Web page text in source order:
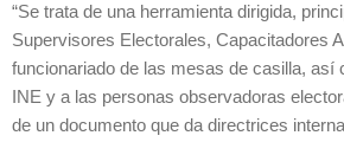
“Se trata de una herramienta dirigida,
Supervisores Electorales, Capacitadores
funcionariado de las mesas de casilla, así
INE y a las personas observadoras
de un documento que da directrices